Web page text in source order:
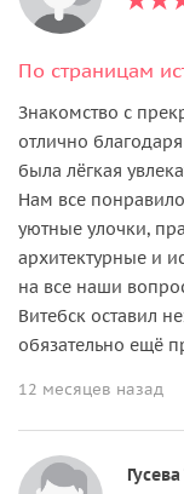
По страницам
Знакомство с
отлично
была лёгкая
Нам все
уютные улочки,
архитектурные и
на все наши
Витебск оставил
обязательно ещё
12 месяцев назад
Гусева